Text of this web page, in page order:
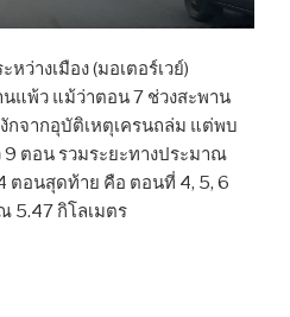
ว่างเมือง (มอเตอร์เวย์)
แพ้ว แม้ว่าตอน 7 ช่วงสะพาน
กจากอุบัติเหตุเครนถล่ม แต่พบ
ตอน รวมระยะทางประมาณ
ตอนสุดท้าย คือ ตอนที่ 4, 5, 6
5.47 กิโลเมตร